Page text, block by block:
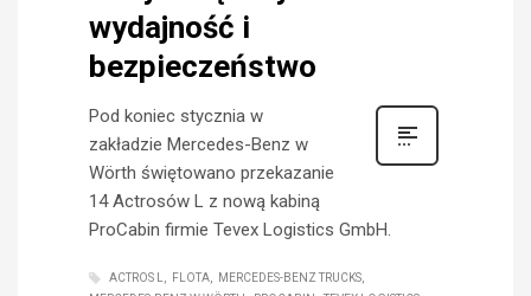
wydajność i
bezpieczeństwo
Pod koniec stycznia w
zakładzie Mercedes-Benz w
Wörth świętowano przekazanie
14 Actrosów L z nową kabiną
ProCabin firmie Tevex Logistics GmbH.
ACTROS L FLOTA
MERCEDES-BENZ TRUCKS